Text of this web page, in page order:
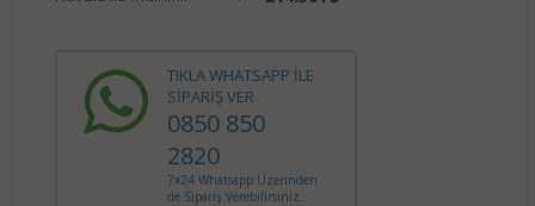
TIKLA WHATSAPP İLE
SİPARİŞ VER
0850 850
2820
7x24 Whatsapp Üzerinden
de Sipariş Verebilirsiniz.